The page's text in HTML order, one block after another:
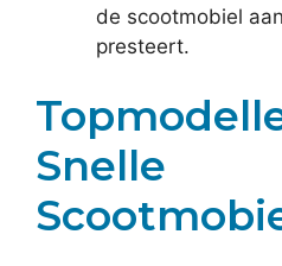
de scootmobiel
presteert.
Snelle